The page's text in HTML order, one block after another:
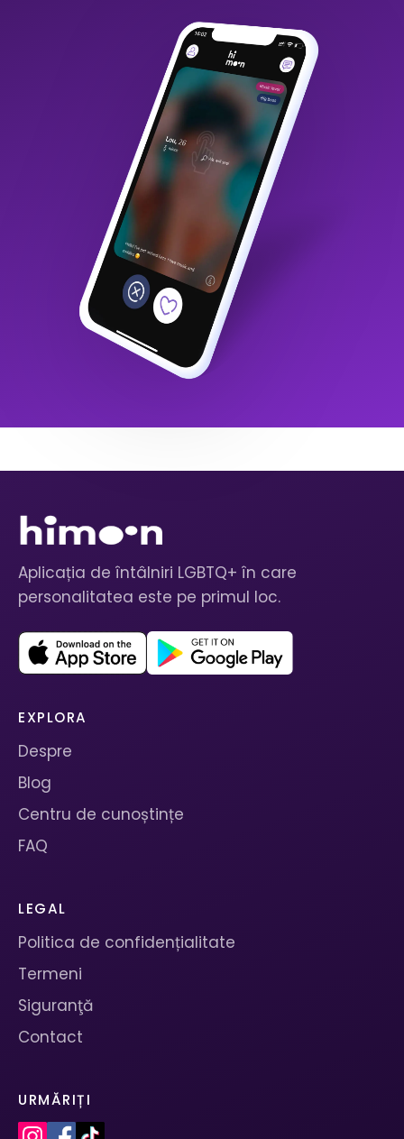
Aplicația de întâlniri LGBTQ+ în care
personalitatea este pe primul loc.
EXPLORA
Despre
Blog
Centru de cunoștințe
FAQ
LEGAL
Politica de confidențialitate
Termeni
Siguranţă
Contact
URMĂRIȚI